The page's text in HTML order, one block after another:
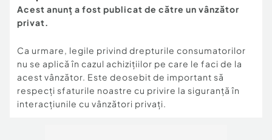
Acest anunț a fost publicat de către un vânzător
privat.
Ca urmare, legile privind drepturile consumatorilor
nu se aplică în cazul achizițiilor pe care le faci de la
acest vânzător. Este deosebit de important să
respecți sfaturile noastre cu privire la siguranță în
interacțiunile cu vânzători privați.